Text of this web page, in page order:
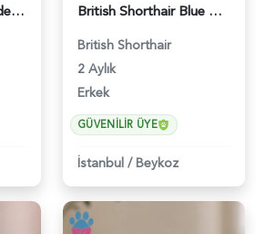
British Shorthair Golden Black Erkek - 5208 British Shorthair Blue Point Erkek Yavrumuz - 5211
British Shorthair
2 Aylık
Erkek
GÜVENILIR ÜYE
İstanbul /Beykoz